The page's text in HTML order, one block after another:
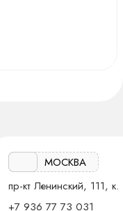
МОСКВА
пр-кт Ленинский, 111, к.
+7 936 77 73 031